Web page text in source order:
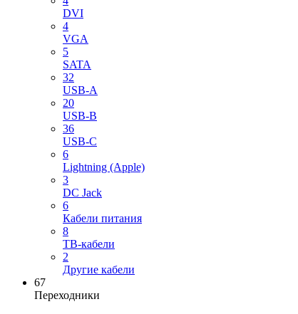
DVI
4
VGA
5
SATA
32
USB-A
20
USB-B
36
USB-C
6
Lightning (Apple)
3
DC Jack
6
Кабели питания
8
ТВ-кабели
2
Другие кабели
67
Переходники